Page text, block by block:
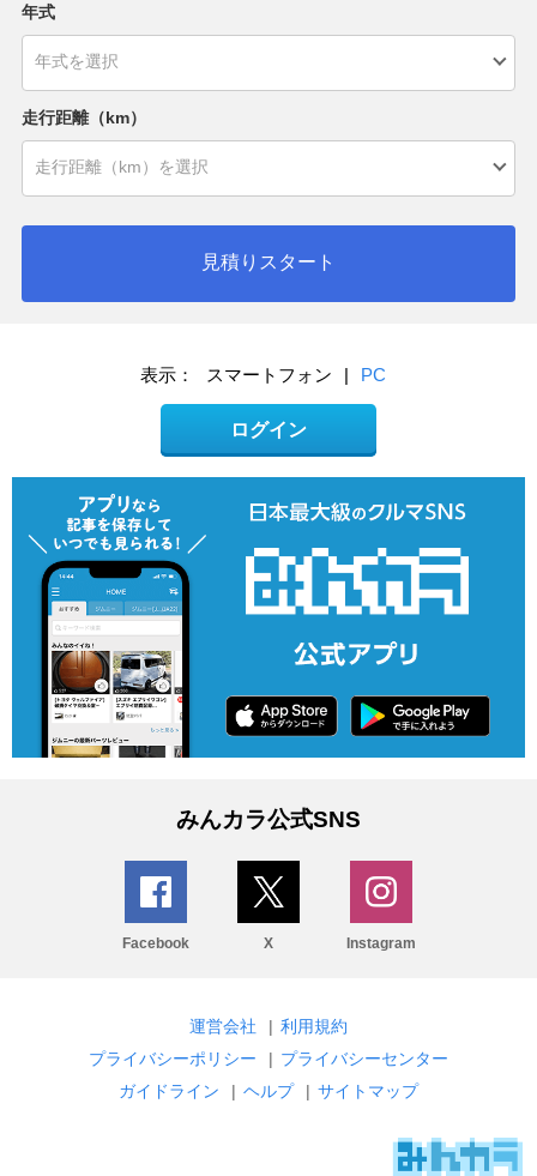
年式
走行距離（km）
見積りスタート
表示： スマートフォン | PC
ログイン
みんカラ公式SNS
Facebook X Instagram
運営会社 | 利用規約
プライバシーポリシー
| プライバシーセンター
ガイドライン
| ヘルプ | サイトマップ